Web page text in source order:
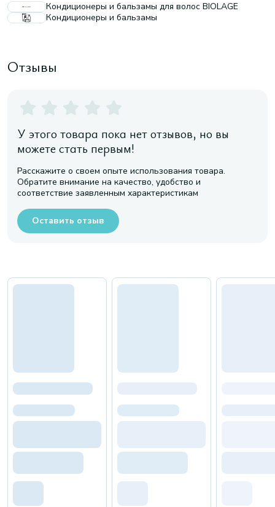
Кондиционеры и бальзамы для волос BIOLAGE
Кондиционеры и бальзамы
Отзывы
У этого товара пока нет отзывов, но вы
можете стать первым!
Расскажите о своем опыте использования товара.
Обратите внимание на качество, удобство и
соответствие заявленным характеристикам
Оставить отзыв